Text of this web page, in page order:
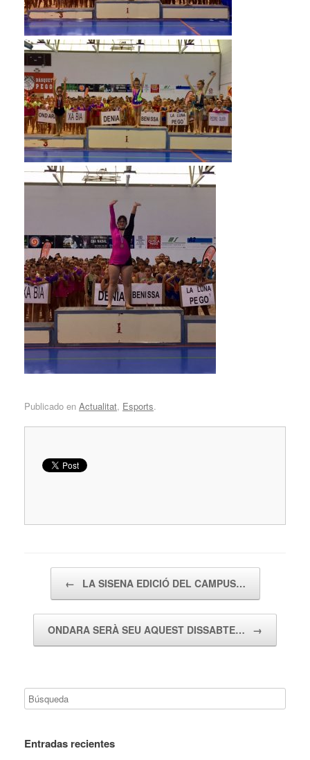
Publicado en Actualitat, Esports.
← LA SISENA EDICIÓ DEL CAMPUS…
ONDARA SERÀ SEU AQUEST DISSABTE… →
Entradas recientes